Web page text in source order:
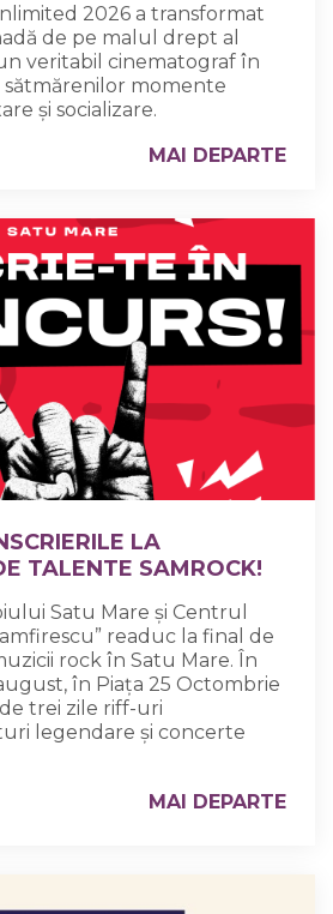
2026 a transformat
de pe malul drept al
veritabil cinematograf în
momente
și socializare.
MAI DEPARTE
LA
TALENTE SAMROCK!
Satu Mare și Centrul
readuc la final de
rock în Satu Mare. În
în Piața 25 Octombrie
trei zile riff-uri
legendare și concerte
MAI DEPARTE